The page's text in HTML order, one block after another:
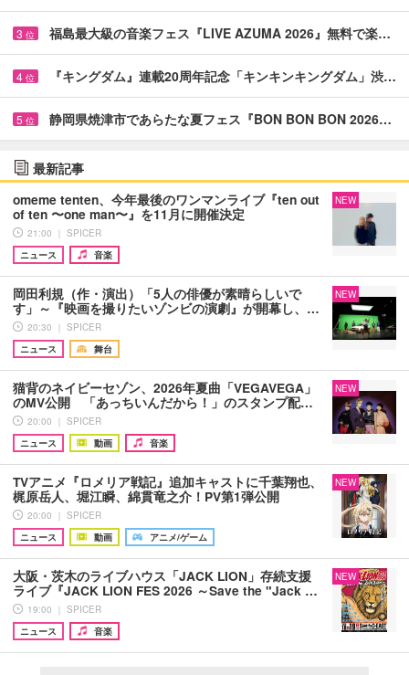
3 位 福島最大級の音楽フェス『LIVE AZUMA 2026』無料で楽…
4 位 『キングダム』連載20周年記念「キンキンキングダム」渋…
5 位 静岡県焼津市であらたな夏フェス『BON BON BON 2026…
最新記事
omeme tenten、今年最後のワンマンライブ『ten out
of ten 〜one man〜』を11月に開催決定
21:00 ｜ SPICER
ニュース
音楽
NEW
岡田利規（作・演出）「5人の俳優が素晴らしいで
す」～『映画を撮りたいゾンビの演劇』が開幕し、…
20:30 ｜ SPICER
ニュース
舞台
NEW
猫背のネイビーセゾン、2026年夏曲「VEGAVEGA」
のMV公開 「あっちいんだから！」のスタンプ配…
20:00 ｜ SPICER
ニュース
動画 音楽
NEW
TVアニメ『ロメリア戦記』追加キャストに千葉翔也、
梶原岳人、堀江瞬、綿貫竜之介！PV第1弾公開
20:00 ｜ SPICER
ニュース
動画 アニメ/ゲーム
NEW
大阪・茨木のライブハウス「JACK LION」存続支援
ライブ『JACK LION FES 2026 ～Save the "Jack …
19:00 ｜ SPICER
ニュース
音楽
NEW